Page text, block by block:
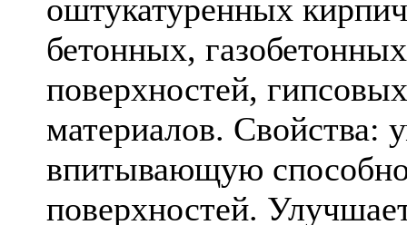
оштукатуренных
бетонных,
поверхностей,
материалов. Свойства:
впитывающую
поверхностей.